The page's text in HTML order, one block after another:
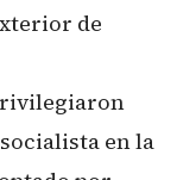
de
en la